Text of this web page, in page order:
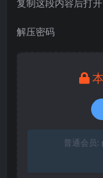
复制这段内容后打
解压密码
普通会员: